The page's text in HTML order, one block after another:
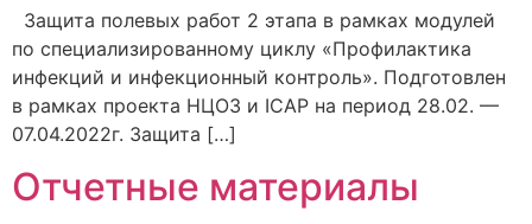
Защита полевых работ 2 этапа в рамках модулей
по специализированному циклу «Профилактика
инфекций и инфекционный контроль». Подготовлен
в рамках проекта НЦОЗ и ICAP на период 28.02. —
07.04.2022г. Защита […]
Отчетные материалы